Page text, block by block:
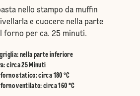
nello stampo da muffin
e cuocere nella parte
forno per ca. 25 minuti.
: nella parte inferiore
circa 25 Minuti
forno statico:circa 180 °C
forno ventilato: circa 160 °C